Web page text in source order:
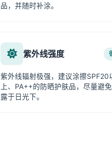
品，并随时补涂。
紫外线强度
紫外线辐射极强，建议涂擦SPF20
上、PA++的防晒护肤品，尽量避
露于日光下。